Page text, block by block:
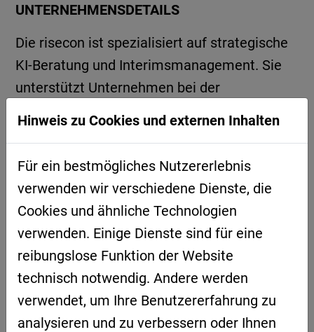
UNTERNEHMENSDETAILS
Die risecon ist spezialisiert auf strategische
KI-Beratung und Interimsmanagement. Sie
unterstützt Unternehmen bei der
und übernimmt zeitlich befristete
Führungsmandate (z. B. CDO/CIO), um
digitale Transformationsprojekte effektiv
voranzutreiben. Als Gründermitglied des AIR
KI-Cluster Regensburg gestaltet risecon das
regionale KI-Ökosystem aktiv mit und fördert
Innovation durch praxisnahe KI-Lösungen.
Hinweis zu Cookies und externen Inhalten
Für ein bestmögliches Nutzererlebnis
verwenden wir verschiedene Dienste, die
Cookies und ähnliche Technologien
verwenden. Einige Dienste sind für eine
reibungslose Funktion der Website
technisch notwendig. Andere werden
verwendet, um Ihre Benutzererfahrung zu
analysieren und zu verbessern oder Ihnen